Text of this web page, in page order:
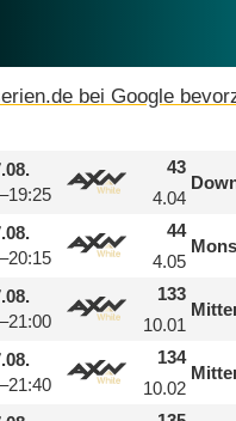
bei Google
43
4.04
44
4.05
133
10.01
134
10.02